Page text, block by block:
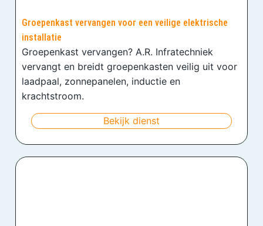
Groepenkast vervangen voor een veilige elektrische
installatie
Groepenkast vervangen? A.R. Infratechniek
vervangt en breidt groepenkasten veilig uit voor
laadpaal, zonnepanelen, inductie en
krachtstroom.
Bekijk dienst